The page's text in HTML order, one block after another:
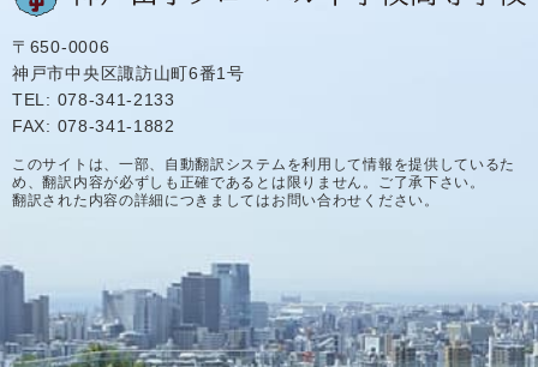
〒650-0006
神戸市中央区諏訪山町6番1号
TEL: 078-341-2133
FAX: 078-341-1882
このサイトは、一部、自動翻訳システムを利用して情報を提供しているた
め、翻訳内容が必ずしも正確であるとは限りません。ご了承下さい。
翻訳された内容の詳細につきましてはお問い合わせください。